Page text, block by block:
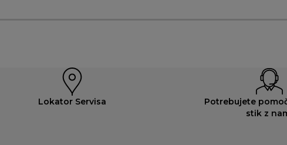
Lokator Servisa
Potrebujete
stik z